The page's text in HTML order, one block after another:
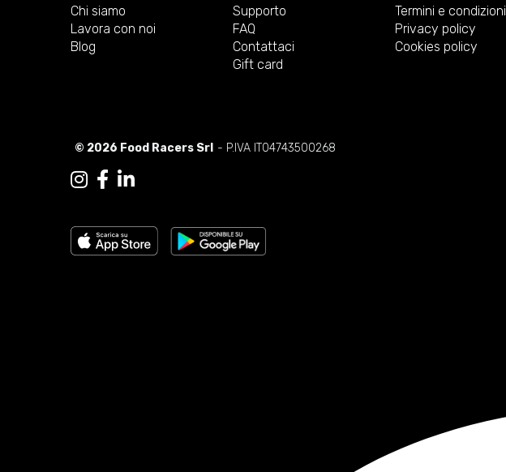
Chi siamo
Lavora con noi
Blog
Supporto
FAQ
Contattaci
Gift card
Termini e condizioni
Privacy policy
Cookies policy
© 2026 Food Racers Srl - P.IVA IT04743500268